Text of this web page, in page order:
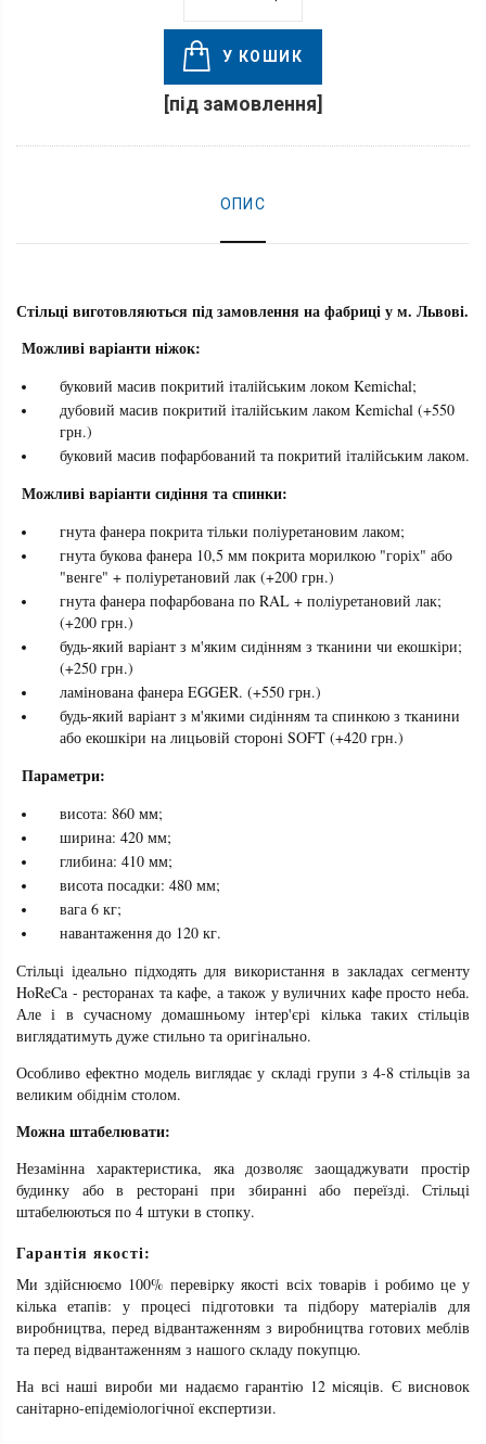
У КОШИК
[під замовлення]
ОПИС
Стільці виготовляються під замовлення на фабриці у м. Львові.
Можливі варіанти ніжок:
буковий масив покритий італійським локом Kemichal;
дубовий масив покритий італійським лаком Kemichal (+550
грн.)
буковий масив пофарбований та покритий італійським лаком.
Можливі варіанти сидіння та спинки:
гнута фанера покрита тільки поліуретановим лаком;
гнута букова фанера 10,5 мм покрита морилкою "горіх" або
"венге" + поліуретановий лак (+200 грн.)
гнута фанера пофарбована по RAL + поліуретановий лак;
(+200 грн.)
будь-який варіант з м'яким сидінням з тканини чи екошкіри;
(+250 грн.)
ламінована фанера EGGER. (+550 грн.)
будь-який варіант з м'якими сидінням та спинкою з тканини
або екошкіри на лицьовій стороні SOFT (+420 грн.)
Параметри:
висота: 860 мм;
ширина: 420 мм;
глибина: 410 мм;
висота посадки: 480 мм;
вага 6 кг;
навантаження до 120 кг.
Стільці ідеально підходять для використання в закладах сегменту
HoReCa - ресторанах та кафе, а також у вуличних кафе просто неба.
Але і в сучасному домашньому інтер'єрі кілька таких стільців
виглядатимуть дуже стильно та оригінально.
Особливо ефектно модель виглядає у складі групи з 4-8 стільців за
великим обіднім столом.
Можна штабелювати:
Незамінна характеристика, яка дозволяє заощаджувати простір
будинку або в ресторані при збиранні або переїзді. Стільці
штабелюються по 4 штуки в стопку.
Гарантія якості:
Ми здійснюємо 100% перевірку якості всіх товарів і робимо це у
кілька етапів: у процесі підготовки та підбору матеріалів для
виробництва, перед відвантаженням з виробництва готових меблів
та перед відвантаженням з нашого складу покупцю.
На всі наші вироби ми надаємо гарантію 12 місяців. Є висновок
санітарно-епідеміологічної експертизи.